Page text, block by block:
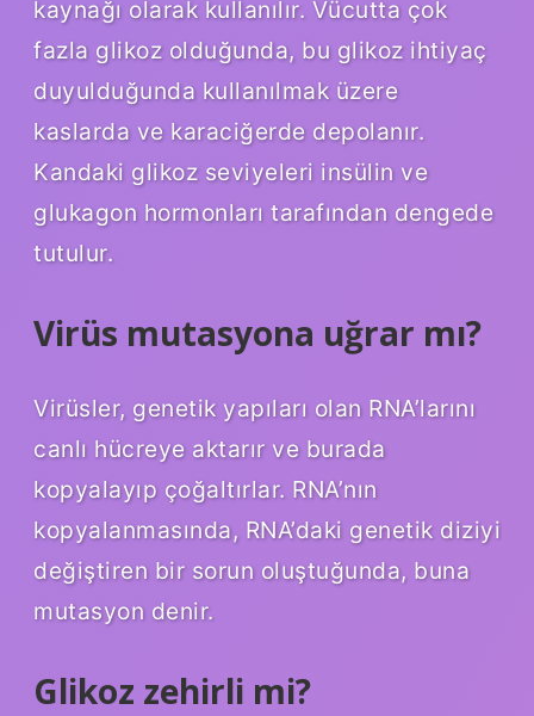
kaynağı olarak kullanılır. Vücutta çok
fazla glikoz olduğunda, bu glikoz ihtiyaç
duyulduğunda kullanılmak üzere
kaslarda ve karaciğerde depolanır.
Kandaki glikoz seviyeleri insülin ve
glukagon hormonları tarafından dengede
tutulur.
Virüs mutasyona uğrar mı?
Virüsler, genetik yapıları olan RNA’larını
canlı hücreye aktarır ve burada
kopyalayıp çoğaltırlar. RNA’nın
kopyalanmasında, RNA’daki genetik diziyi
değiştiren bir sorun oluştuğunda, buna
mutasyon denir.
Glikoz zehirli mi?